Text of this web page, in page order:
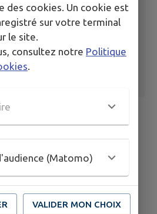
des cookies. Un cookie est
sur votre terminal
le site.
consultez notre Politique
.
(Matomo)
VALIDER MON CHOIX